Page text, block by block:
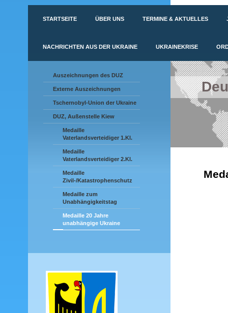
STARTSEITE ÜBER UNS TERMINE & AKTUELLES
NACHRICHTEN AUS DER UKRAINE UKRAINEKRISE
Auszeichnungen des DUZ
Externe Auszeichnungen
Tschernobyl-Union der Ukraine
DUZ, Außenstelle Kiew
Medaille
Vaterlandsverteidiger 1.Kl.
Medaille
Vaterlandsverteidiger 2.Kl.
Medaille
Zivil-/Katastrophenschutz
Medaille zum
Unabhängigkeitstag
Medaille 20 Jahre
unabhängige Ukraine